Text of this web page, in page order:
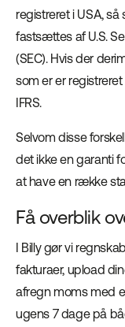
registreret i USA,
fastsættes af U.S.
(SEC). Hvis der
som er er
IFRS.
Selvom disse
det ikke en garanti
at have en række
Få overblik
I Billy gør vi
fakturaer, upload
afregn moms med
ugens 7 dage på